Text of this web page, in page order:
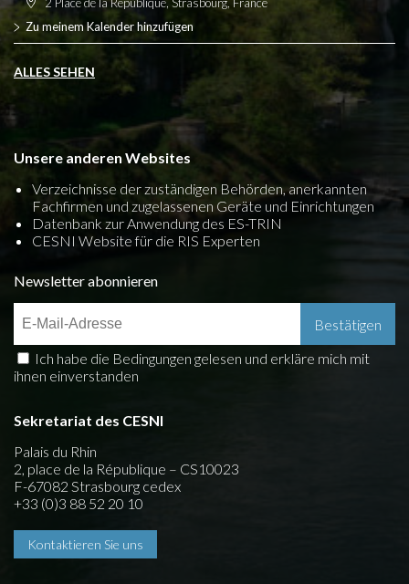
Zu meinem Kalender hinzufügen
ALLES SEHEN
Unsere anderen Websites
Verzeichnisse der zuständigen Behörden, anerkannten
Fachfirmen und zugelassenen Geräte und Einrichtungen
Datenbank zur Anwendung des ES-TRIN
CESNI Website für die RIS Experten
Newsletter abonnieren
Ich habe die Bedingungen gelesen und erkläre mich mit
ihnen einverstanden
Sekretariat des CESNI
Palais du Rhin
2, place de la République – CS10023
F-67082 Strasbourg cedex
+33 (0)3 88 52 20 10
Kontaktieren Sie uns